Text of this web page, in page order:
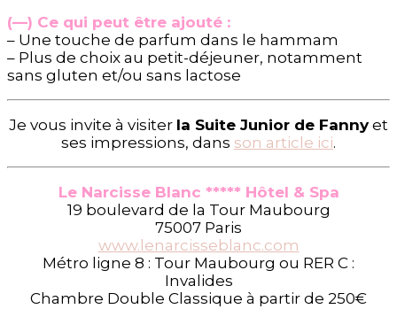
(—) Ce qui peut être ajouté :
– Une touche de parfum dans le hammam
– Plus de choix au petit-déjeuner, notamment
sans gluten et/ou sans lactose
Je vous invite à visiter la Suite Junior de Fannyet
ses impressions, dans son article ici.
Le Narcisse Blanc ***** Hôtel & Spa
19 boulevard de la Tour Maubourg
75007 Paris
www.lenarcisseblanc.com
Métro ligne 8 : Tour Maubourg ou RER C :
Invalides
Chambre Double Classique à partir de 250€